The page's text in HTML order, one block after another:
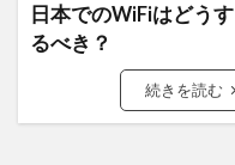
日本でのWiFiはどうす
るべき？
続きを読む